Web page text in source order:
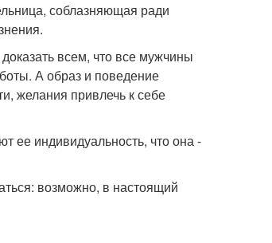
соблазняющая ради
всем, что все мужчины
А образ и поведение
желания привлечь к себе
ее индивидуальность, что она -
возможно, в настоящий